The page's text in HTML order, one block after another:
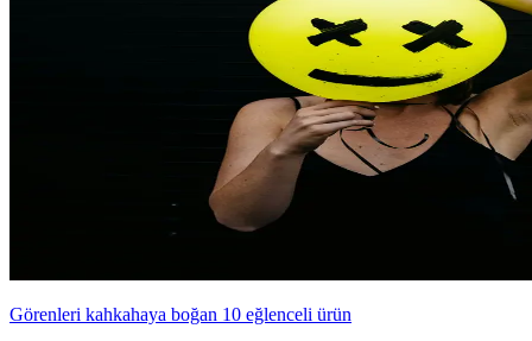
Görenleri kahkahaya boğan 10 eğlenceli ürün